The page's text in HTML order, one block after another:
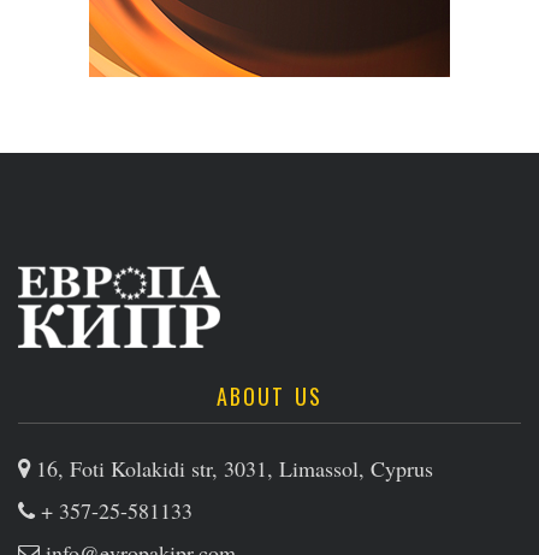
ABOUT US
16, Foti Kolakidi str, 3031, Limassol, Cyprus
+ 357-25-581133